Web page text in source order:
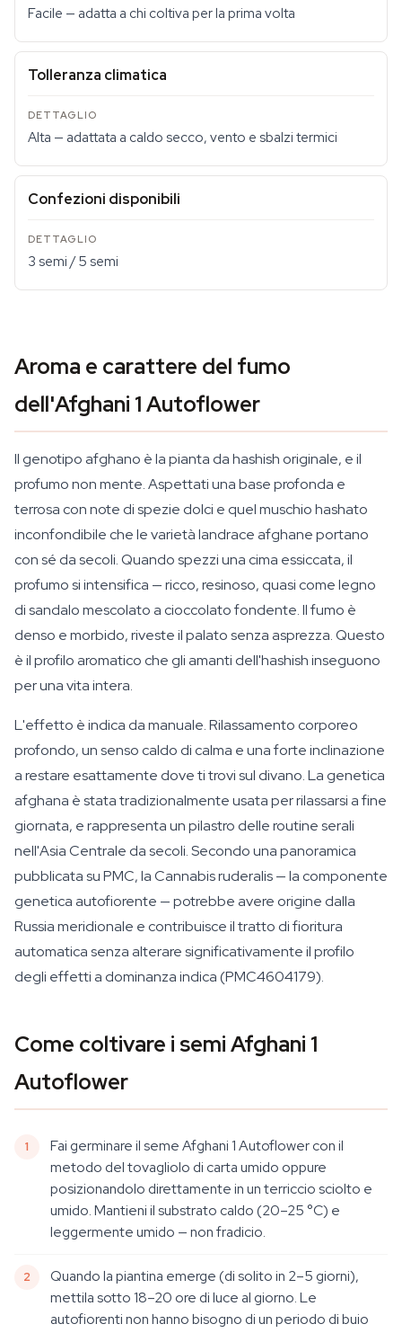
Facile — adatta a chi coltiva per la prima volta
Tolleranza climatica
Alta — adattata a caldo secco, vento e sbalzi termici
Confezioni disponibili
3 semi / 5 semi
Aroma e carattere del fumo
dell'Afghani 1 Autoflower
Il genotipo afghano è la pianta da hashish originale, e il
profumo non mente. Aspettati una base profonda e
terrosa con note di spezie dolci e quel muschio hashato
inconfondibile che le varietà landrace afghane portano
con sé da secoli. Quando spezzi una cima essiccata, il
profumo si intensifica — ricco, resinoso, quasi come legno
di sandalo mescolato a cioccolato fondente. Il fumo è
denso e morbido, riveste il palato senza asprezza. Questo
è il profilo aromatico che gli amanti dell'hashish inseguono
per una vita intera.
L'effetto è indica da manuale. Rilassamento corporeo
profondo, un senso caldo di calma e una forte inclinazione
a restare esattamente dove ti trovi sul divano. La genetica
afghana è stata tradizionalmente usata per rilassarsi a fine
giornata, e rappresenta un pilastro delle routine serali
nell'Asia Centrale da secoli. Secondo una panoramica
pubblicata su PMC, la Cannabis ruderalis — la componente
genetica autofiorente — potrebbe avere origine dalla
Russia meridionale e contribuisce il tratto di fioritura
automatica senza alterare significativamente il profilo
degli effetti a dominanza indica (PMC4604179).
Come coltivare i semi Afghani 1
Autoflower
Fai germinare il seme Afghani 1 Autoflower con il
metodo del tovagliolo di carta umido oppure
posizionandolo direttamente in un terriccio sciolto e
umido. Mantieni il substrato caldo (20–25 °C) e
leggermente umido — non fradicio.
Quando la piantina emerge (di solito in 2–5 giorni),
mettila sotto 18–20 ore di luce al giorno. Le
autofiorenti non hanno bisogno di un periodo di buio